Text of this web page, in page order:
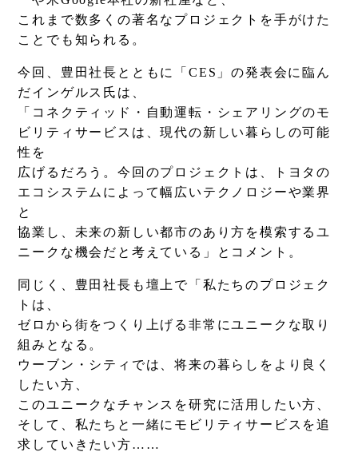
これまで数多くの著名なプロジェクトを手がけた
ことでも知られる。
今回、豊田社長とともに「CES」の発表会に臨ん
だインゲルス氏は、
「コネクティッド・自動運転・シェアリングのモ
ビリティサービスは、現代の新しい暮らしの可能
性を
広げるだろう。今回のプロジェクトは、トヨタの
エコシステムによって幅広いテクノロジーや業界
と
協業し、未来の新しい都市のあり方を模索するユ
ニークな機会だと考えている」とコメント。
同じく、豊田社長も壇上で「私たちのプロジェク
トは、
ゼロから街をつくり上げる非常にユニークな取り
組みとなる。
ウーブン・シティでは、将来の暮らしをより良く
したい方、
このユニークなチャンスを研究に活用したい方、
そして、私たちと一緒にモビリティサービスを追
求していきたい方……